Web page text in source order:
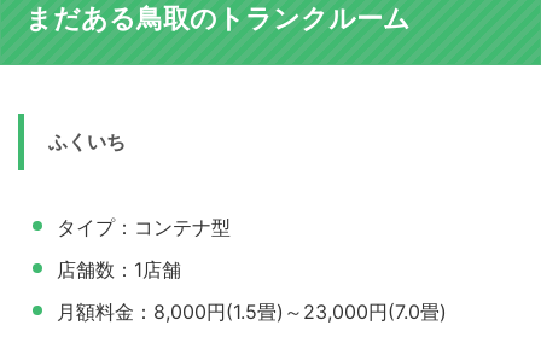
まだある鳥取のトランクルーム
ふくいち
タイプ：コンテナ型
店舗数：1店舗
月額料金：8,000円(1.5畳)～23,000円(7.0畳)